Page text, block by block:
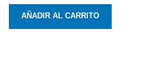
AÑADIR AL CARRITO